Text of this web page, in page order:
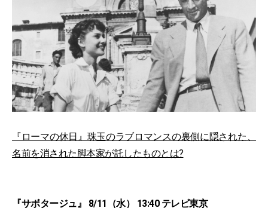
『ローマの休日』珠玉のラブロマンスの裏側に隠された、
名前を消された脚本家が託したものとは?
『サボタージュ』 8/11（水） 13:40 テレビ東京